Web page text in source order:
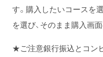
す。購入したいコースを
を選び、そのまま購入画
★ご注意銀行振込とコン